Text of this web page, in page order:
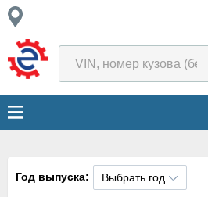
Год выпуска: Выбрать год